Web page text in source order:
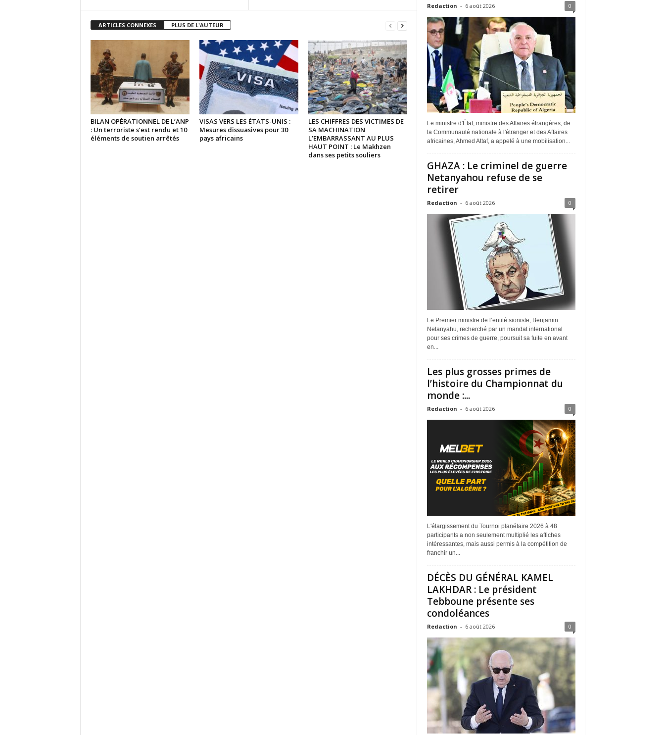
ARTICLES CONNEXES PLUS DE L'AUTEUR
BILAN OPÉRATIONNEL DE L’ANP
: Un terroriste s’est rendu et 10
éléments de soutien arrêtés
VISAS VERS LES ÉTATS-UNIS :
Mesures dissuasives pour 30
pays africains
LES CHIFFRES DES VICTIMES DE
SA MACHINATION
L’EMBARRASSANT AU PLUS
HAUT POINT : Le Makhzen
dans ses petits souliers
Redaction - 6 août 2026 0
Le ministre d'État, ministre des Affaires étrangères, de
la Communauté nationale à l'étranger et des Affaires
africaines, Ahmed Attaf, a appelé à une mobilisation...
GHAZA : Le criminel de guerre
Netanyahou refuse de se
retirer
Redaction - 6 août 2026 0
Le Premier ministre de l’entité sioniste, Benjamin
Netanyahu, recherché par un mandat international
pour ses crimes de guerre, poursuit sa fuite en avant
en...
Les plus grosses primes de
l’histoire du Championnat du
monde :...
Redaction - 6 août 2026 0
L'élargissement du Tournoi planétaire 2026 à 48
participants a non seulement multiplié les affiches
intéressantes, mais aussi permis à la compétition de
franchir un...
DÉCÈS DU GÉNÉRAL KAMEL
LAKHDAR : Le président
Tebboune présente ses
condoléances
Redaction - 6 août 2026 0